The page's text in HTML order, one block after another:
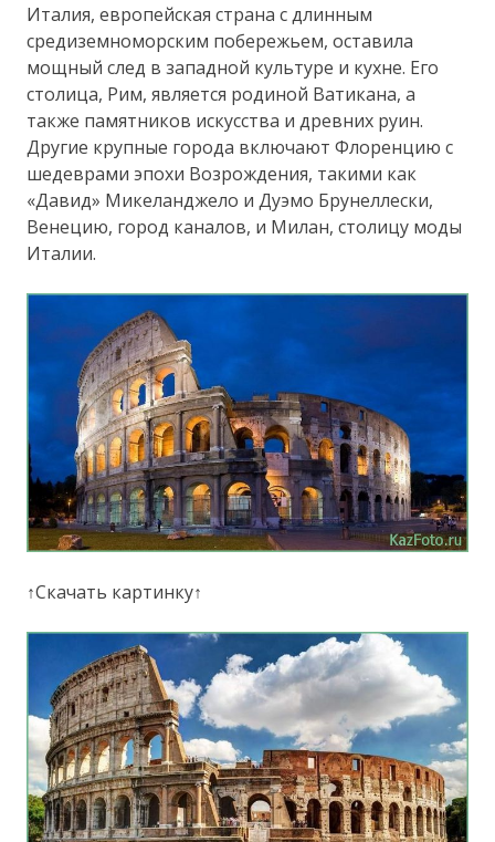
Италия, европейская страна с длинным
средиземноморским побережьем, оставила
мощный след в западной культуре и кухне. Его
столица, Рим, является родиной Ватикана, а
также памятников искусства и древних руин.
Другие крупные города включают Флоренцию с
шедеврами эпохи Возрождения, такими как
«Давид» Микеланджело и Дуэмо Брунеллески,
Венецию, город каналов, и Милан, столицу моды
Италии.
↑Скачать картинку↑